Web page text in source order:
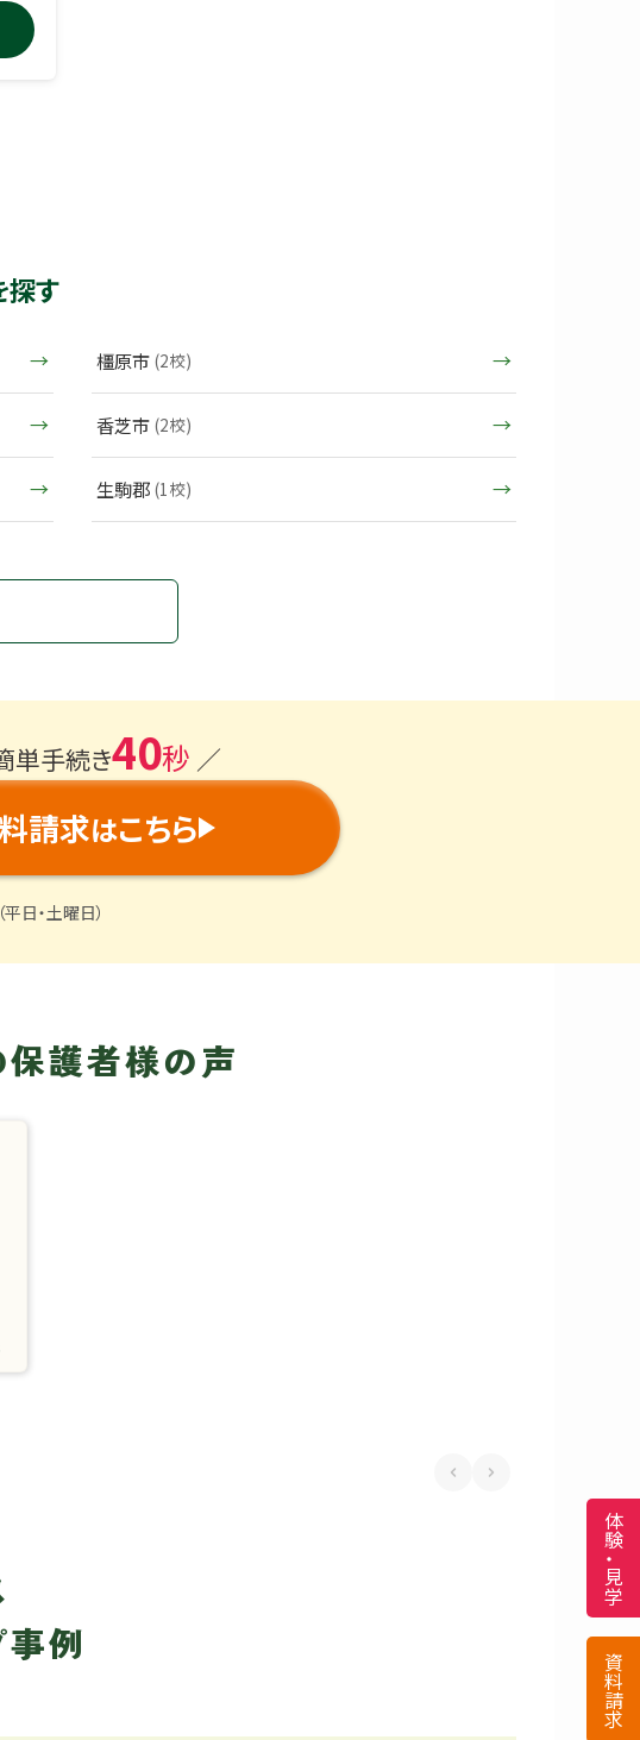
探す
橿原市 (2校)
香芝市 (2校)
生駒郡 (1校)
単手続き40秒 ／
請求はこちら
日・土曜日）
護者様の声
例